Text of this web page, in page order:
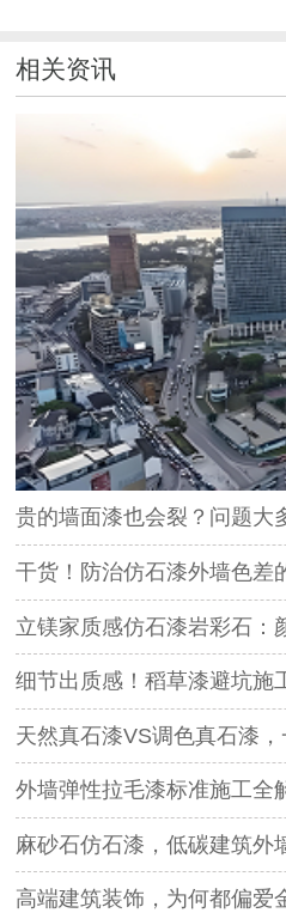
相关资讯
贵的墙面漆也会裂？问题大
干货！防治仿石漆外墙色差
立镁家质感仿石漆岩彩石：
细节出质感！稻草漆避坑施
天然真石漆VS调色真石漆
外墙弹性拉毛漆标准施工全
麻砂石仿石漆，低碳建筑外
高端建筑装饰，为何都偏爱